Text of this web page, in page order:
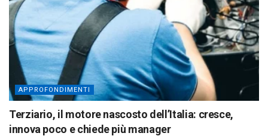
APPROFONDIMENTI
Terziario, il motore nascosto dell’Italia: cresce,
innova poco e chiede più manager